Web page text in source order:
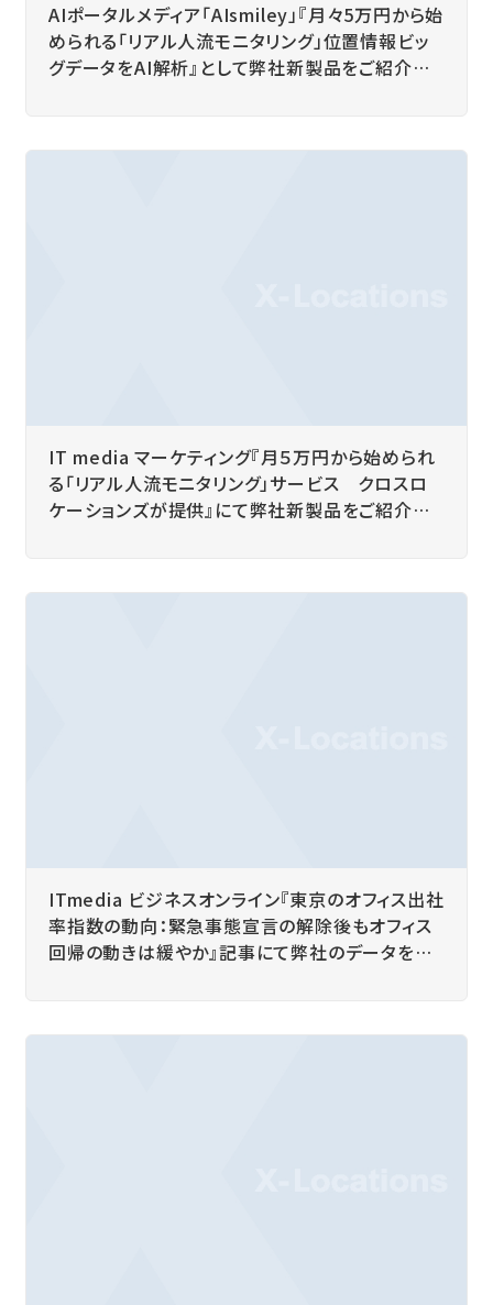
AIポータルメディア「AIsmiley」『月々5万円から始
められる「リアル人流モニタリング」位置情報ビッ
グデータをAI解析』として弊社新製品をご紹介い
IT media マーケティング『月５万円から始められ
る「リアル人流モニタリング」サービス クロスロ
ケーションズが提供』にて弊社新製品をご紹介い
ITmedia ビジネスオンライン『東京のオフィス出社
率指数の動向：緊急事態宣言の解除後もオフィス
回帰の動きは緩やか』記事にて弊社のデータをご